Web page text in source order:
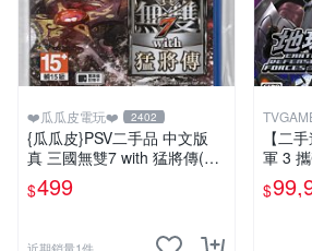
❤️瓜瓜皮電玩❤️ 2402
{瓜瓜皮}PSV二手品 中文版
真 三國無雙7 with 猛將傳(遊
戲都能回收)
$499
中店
【二
軍 3
龍電
$